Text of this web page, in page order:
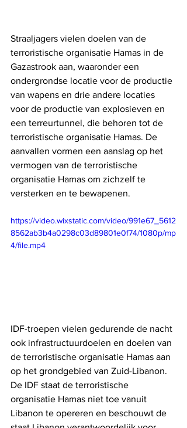
Straaljagers vielen doelen van de
terroristische organisatie Hamas in de
Gazastrook aan, waaronder een
ondergrondse locatie voor de productie
van wapens en drie andere locaties
voor de productie van explosieven en
een terreurtunnel, die behoren tot de
terroristische organisatie Hamas. De
aanvallen vormen een aanslag op het
vermogen van de terroristische
organisatie Hamas om zichzelf te
versterken en te bewapenen.
https://video.wixstatic.com/video/991e67_5612
8562ab3b4a0298c03d89801e0f74/1080p/mp
4/file.mp4
IDF-troepen vielen gedurende de nacht
ook infrastructuurdoelen en doelen van
de terroristische organisatie Hamas aan
op het grondgebied van Zuid-Libanon.
De IDF staat de terroristische
organisatie Hamas niet toe vanuit
Libanon te opereren en beschouwt de